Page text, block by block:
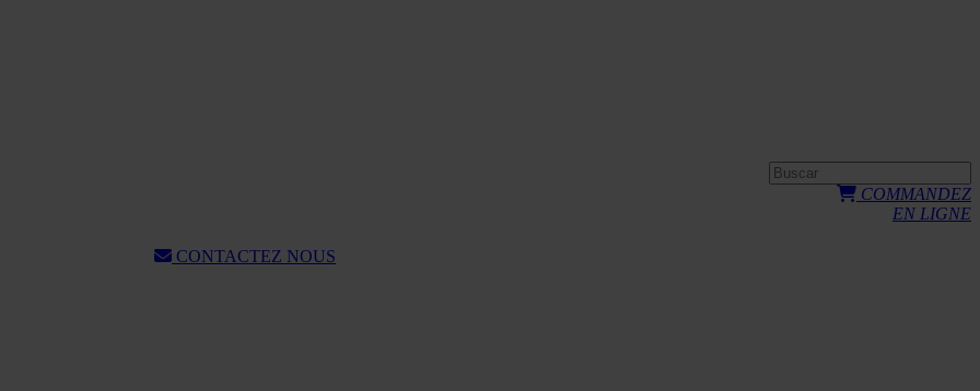
COMMANDEZ
EN LIGNE
CONTACTEZ NOUS